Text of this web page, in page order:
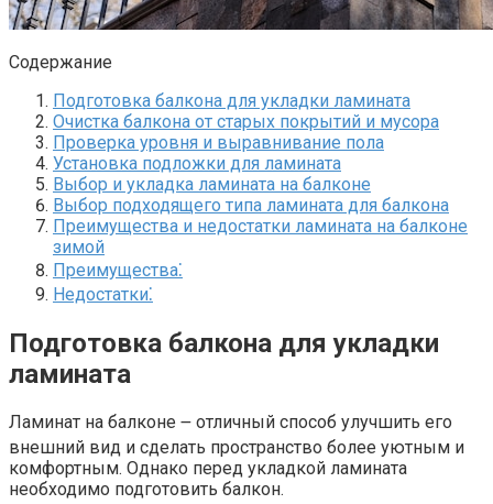
Содержание
Подготовка балкона для укладки ламината
Очистка балкона от старых покрытий и мусора
Проверка уровня и выравнивание пола
Установка подложки для ламината
Выбор и укладка ламината на балконе
Выбор подходящего типа ламината для балкона
Преимущества и недостатки ламината на балконе
зимой
Преимущества⁚
Недостатки⁚
Подготовка балкона для укладки
ламината
Ламинат на балконе ౼ отличный способ улучшить его
внешний вид и сделать пространство более уютным и
комфортным.​ Однако перед укладкой ламината
необходимо подготовить балкон.​